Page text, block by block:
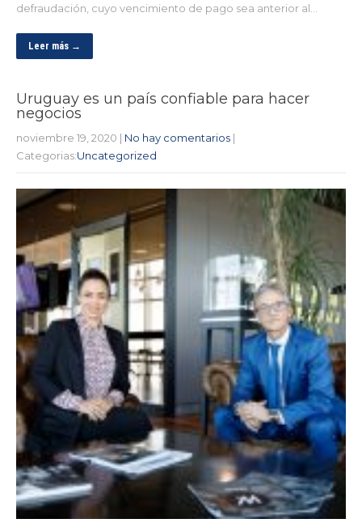
defraudación, cuyo vencimiento de pago sea anterior al…
Leer más →
Uruguay es un país confiable para hacer
negocios
noviembre 19, 2020 | No hay comentarios |
Categorias:Uncategorized